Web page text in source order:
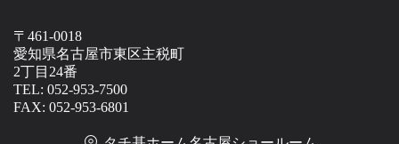
〒461-0018
愛知県名古屋市東区主税町
2丁目24番
TEL: 052-953-7500
FAX: 052-953-6801